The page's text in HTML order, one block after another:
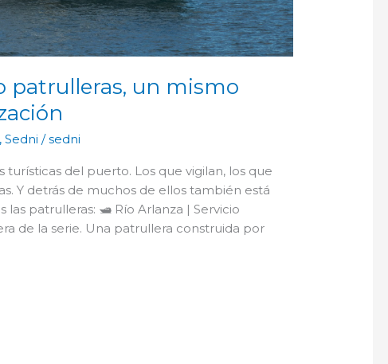
patrulleras, un mismo
,Sedni /sedni
turísticas del puerto. Los que vigilan, los que
Y detrás de muchos de ellos también está
patrulleras: 🛥️ Río Arlanza | Servicio
de la serie. Una patrullera construida por